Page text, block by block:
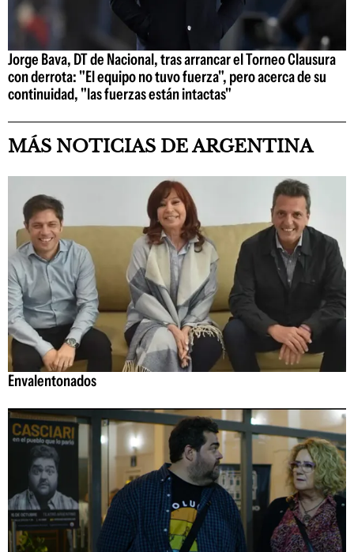
Jorge Bava, DT de Nacional, tras arrancar el Torneo Clausura
con derrota: "El equipo no tuvo fuerza", pero acerca de su
continuidad, "las fuerzas están intactas"
MÁS NOTICIAS DE ARGENTINA
Envalentonados